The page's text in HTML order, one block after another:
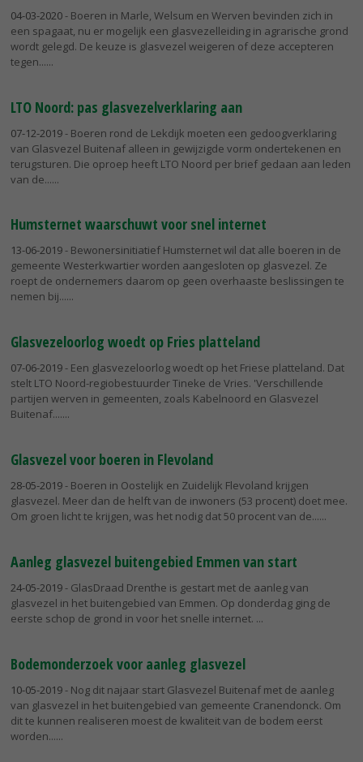
04-03-2020- Boeren in Marle, Welsum en Werven bevinden zich in
een spagaat, nu er mogelijk een glasvezelleiding in agrarische grond
wordt gelegd. De keuze is glasvezel weigeren of deze accepteren
tegen...
LTO Noord: pas glasvezelverklaring aan
07-12-2019- Boeren rond de Lekdijk moeten een gedoogverklaring
van Glasvezel Buitenaf alleen in gewijzigde vorm ondertekenen en
terugsturen. Die oproep heeft LTO Noord per brief gedaan aan leden
van de...
Humsternet waarschuwt voor snel internet
13-06-2019- Bewonersinitiatief Humsternet wil dat alle boeren in de
gemeente Westerkwartier worden aangesloten op glasvezel. Ze
roept de ondernemers daarom op geen overhaaste beslissingen te
nemen bij...
Glasvezeloorlog woedt op Fries platteland
07-06-2019- Een glasvezeloorlog woedt op het Friese platteland. Dat
stelt LTO Noord-regiobestuurder Tineke de Vries. 'Verschillende
partijen werven in gemeenten, zoals Kabelnoord en Glasvezel
Buitenaf....
Glasvezel voor boeren in Flevoland
28-05-2019- Boeren in Oostelijk en Zuidelijk Flevoland krijgen
glasvezel. Meer dan de helft van de inwoners (53 procent) doet mee.
Om groen licht te krijgen, was het nodig dat 50 procent van de...
Aanleg glasvezel buitengebied Emmen van start
24-05-2019- GlasDraad Drenthe is gestart met de aanleg van
glasvezel in het buitengebied van Emmen. Op donderdag ging de
eerste schop de grond in voor het snelle internet.
Bodemonderzoek voor aanleg glasvezel
10-05-2019- Nog dit najaar start Glasvezel Buitenaf met de aanleg
van glasvezel in het buitengebied van gemeente Cranendonck. Om
dit te kunnen realiseren moest de kwaliteit van de bodem eerst
worden...